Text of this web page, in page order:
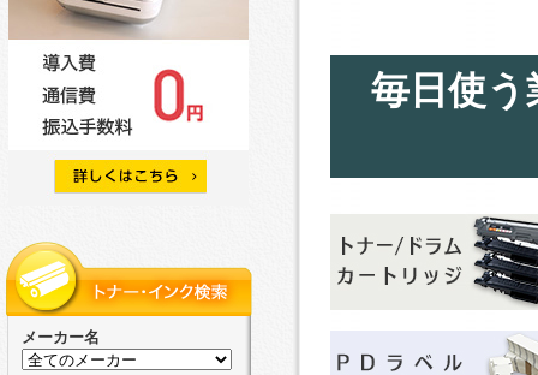
メーカー名
毎日使う